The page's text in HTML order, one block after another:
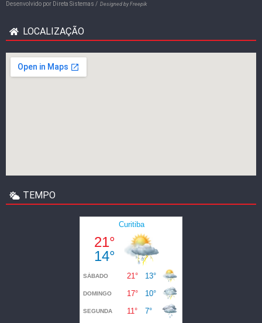
Desenvolvido por Direta Sistemas / Designed by Freepik
LOCALIZAÇÃO
TEMPO